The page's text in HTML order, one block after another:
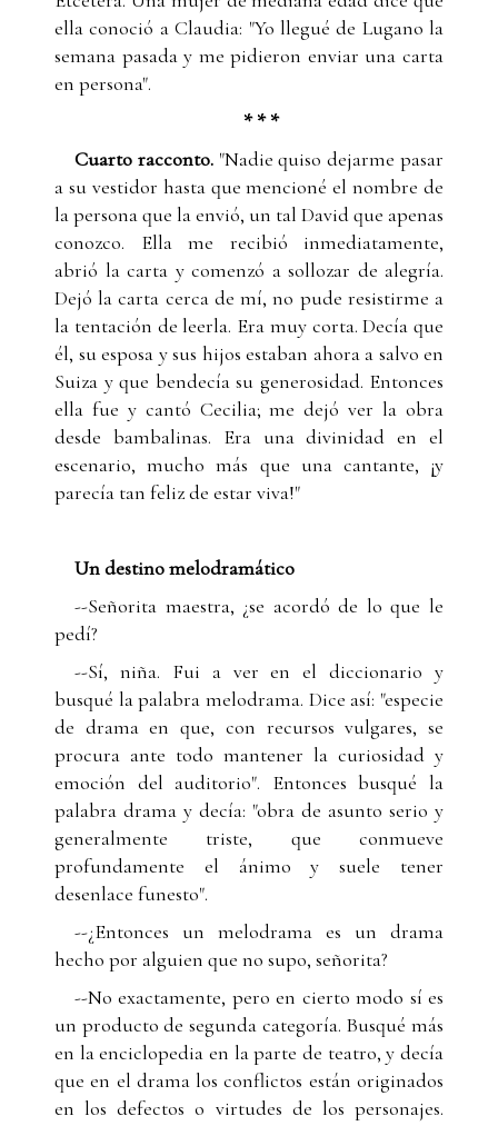
ella conoció a Claudia: "Yo llegué de Lugano la
semana pasada y me pidieron enviar una carta
en persona".
* * *
Cuarto racconto. "Nadie quiso dejarme pasar
a su vestidor hasta que mencioné el nombre de
la persona que la envió, un tal David que apenas
conozco. Ella me recibió inmediatamente,
abrió la carta y comenzó a sollozar de alegría.
Dejó la carta cerca de mí, no pude resistirme a
la tentación de leerla. Era muy corta. Decía que
él, su esposa y sus hijos estaban ahora a salvo en
Suiza y que bendecía su generosidad. Entonces
ella fue y cantó Cecilia; me dejó ver la obra
desde bambalinas. Era una divinidad en el
escenario, mucho más que una cantante, ¡y
parecía tan feliz de estar viva!"
Un destino melodramático
--Señorita maestra, ¿se acordó de lo que le
pedí?
--Sí, niña. Fui a ver en el diccionario y
busqué la palabra melodrama. Dice así: "especie
de drama en que, con recursos vulgares, se
procura ante todo mantener la curiosidad y
emoción del auditorio". Entonces busqué la
palabra drama y decía: "obra de asunto serio y
generalmente triste, que conmueve
profundamente el ánimo y suele tener
desenlace funesto".
--¿Entonces un melodrama es un drama
hecho por alguien que no supo, señorita?
--No exactamente, pero en cierto modo sí es
un producto de segunda categoría. Busqué más
en la enciclopedia en la parte de teatro, y decía
que en el drama los conflictos están originados
en los defectos o virtudes de los personajes.